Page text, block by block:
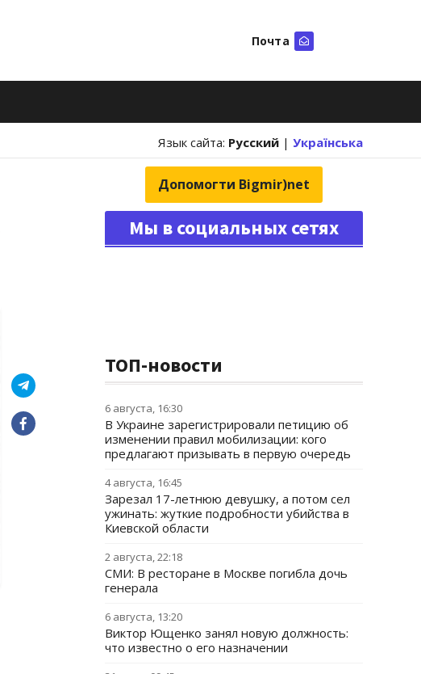
Почта
Язык сайта: Русский | Українська
Допомогти Bigmir)net
Мы в социальных сетях
ТОП-новости
6 августа, 16:30
В Украине зарегистрировали петицию об
изменении правил мобилизации: кого
предлагают призывать в первую очередь
4 августа, 16:45
Зарезал 17-летнюю девушку, а потом сел
ужинать: жуткие подробности убийства в
Киевской области
2 августа, 22:18
СМИ: В ресторане в Москве погибла дочь
генерала
6 августа, 13:20
Виктор Ющенко занял новую должность:
что известно о его назначении